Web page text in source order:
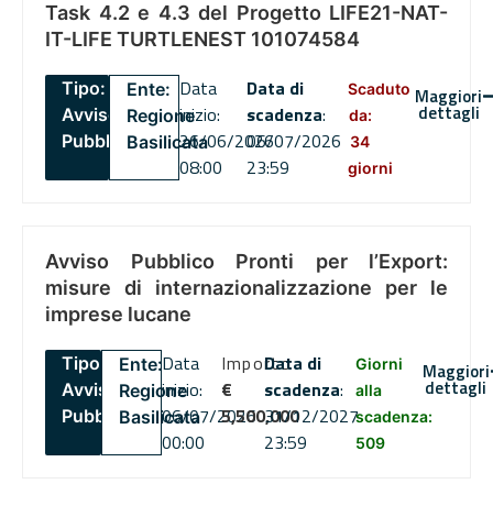
Task 4.2 e 4.3 del Progetto LIFE21-NAT-
IT-LIFE TURTLENEST 101074584
Tipo:
Avviso
Pubblico
Ente:
Regione
Basilicata
Data
inizio:
26/06/2026
08:00
Data di
scadenza:
06/07/2026
23:59
Scaduto
da:
34
giorni
Maggiori
dettagli
Avviso Pubblico Pronti per l’Export:
misure di internazionalizzazione per le
imprese lucane
Tipo:
Avviso
Pubblico
Ente:
Regione
Basilicata
Data
inizio:
06/07/2026
00:00
Importo
€
5,500,000
Data di
scadenza:
31/12/2027
23:59
Giorni
alla
scadenza:
509
Maggiori
dettagli